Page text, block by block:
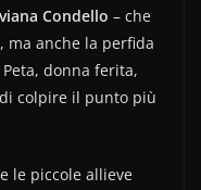
Condello – che
ma anche la perfida
donna ferita,
colpire il punto più
le piccole allieve